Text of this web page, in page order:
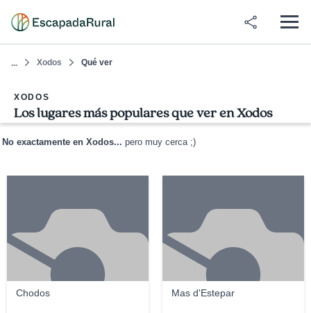
... Xodos Qué ver
XODOS
Los lugares más populares que ver en Xodos
No exactamente en Xodos... pero muy cerca ;)
Chodos Mas d'Estepar